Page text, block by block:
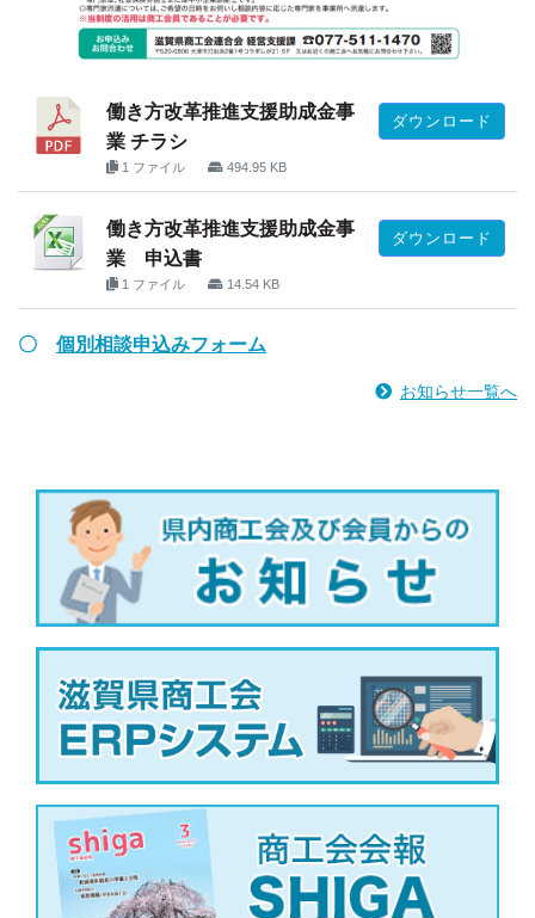
働き方改革推進支援助成金事
業 チラシ
1 ファイル 494.95 KB
ダウンロード
働き方改革推進支援助成金事
業 申込書
1 ファイル 14.54 KB
ダウンロード
〇 個別相談申込みフォーム
お知らせ一覧へ